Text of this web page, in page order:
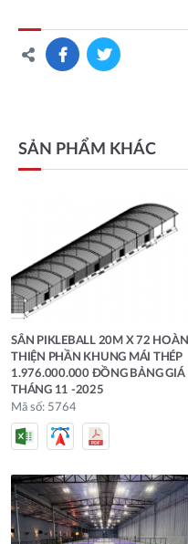
SẢN PHẨM KHÁC
SÂN PIKLEBALL 20M X 72 HOÀN
THIỆN PHẦN KHUNG MÁI THÉP
1.976.000.000 ĐỒNG BẢNG GIÁ
THÁNG 11 -2025
Mã số: 5764